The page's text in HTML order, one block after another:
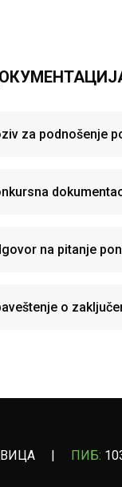
za podnošenje
na pitanje
o
| ПИБ: